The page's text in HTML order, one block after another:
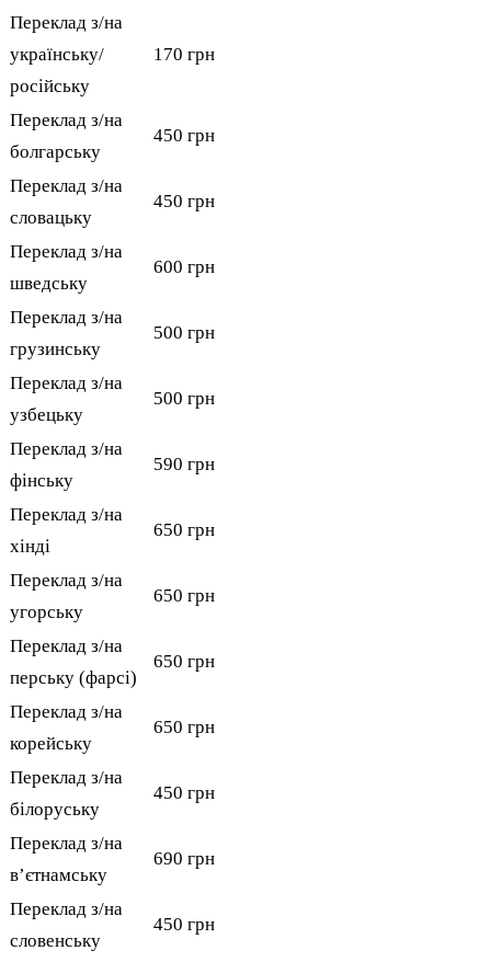
Переклад з/на
українську/
російську
170 грн
Переклад з/на
болгарську
450 грн
Переклад з/на
словацьку
450 грн
Переклад з/на
шведську
600 грн
Переклад з/на
грузинську
500 грн
Переклад з/на
узбецьку
500 грн
Переклад з/на
фінську
590 грн
Переклад з/на
хінді
650 грн
Переклад з/на
угорську
650 грн
Переклад з/на
перську (фарсі)
650 грн
Переклад з/на
корейську
650 грн
Переклад з/на
білоруську
450 грн
Переклад з/на
вʼєтнамську
690 грн
Переклад з/на
словенську
450 грн